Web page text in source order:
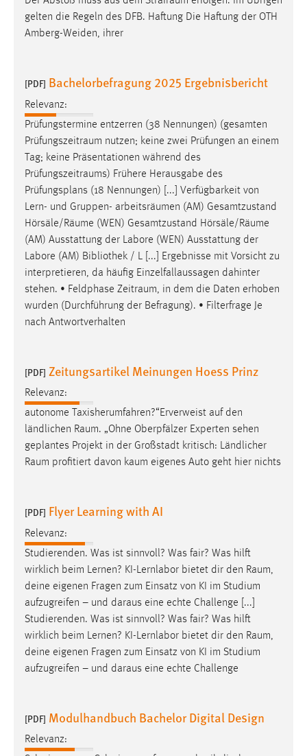
gelten die Regeln des DFB. Haftung Die Haftung der OTH
Amberg-Weiden, ihrer
[PDF] Bachelorbefragung 2025 Ergebnisbericht
Relevanz:
Prüfungstermine entzerren (38 Nennungen) (gesamten
Prüfungszeitraum nutzen; keine zwei Prüfungen an einem
Tag; keine Präsentationen während des
Prüfungszeitraums) Frühere Herausgabe des
Prüfungsplans (18 Nennungen) [...] Verfügbarkeit von
Lern- und Gruppen- arbeitsräumen (AM) Gesamtzustand
Hörsäle/ Räume (WEN) Gesamtzustand Hörsäle/ Räume
(AM) Ausstattung der Labore (WEN) Ausstattung der
Labore (AM) Bibliothek / L [...] Ergebnisse mit Vorsicht zu
interpretieren, da häufig Einzelfallaussagen dahinter
stehen. • Feldphase Zeitraum, in dem die Daten erhoben
wurden (Durchführung der Befragung). • Filterfrage Je
nach Antwortverhalten
[PDF] Zeitungsartikel Meinungen Hoess Prinz
Relevanz:
autonome Taxisherumfahren?“Erverweist auf den
ländlichen Raum. „Ohne Oberpfälzer Experten sehen
geplantes Projekt in der Großstadt kritisch: Ländlicher
Raum profitiert davon kaum eigenes Auto geht hier nichts
[PDF] Flyer Learning with AI
Relevanz:
Studierenden. Was ist sinnvoll? Was fair? Was hilft
wirklich beim Lernen? KI-Lernlabor bietet dir den Raum,
deine eigenen Fragen zum Einsatz von KI im Studium
aufzugreifen – und daraus eine echte Challenge [...]
Studierenden. Was ist sinnvoll? Was fair? Was hilft
wirklich beim Lernen? KI-Lernlabor bietet dir den Raum,
deine eigenen Fragen zum Einsatz von KI im Studium
aufzugreifen – und daraus eine echte Challenge
[PDF] Modulhandbuch Bachelor Digital Design
Relevanz: